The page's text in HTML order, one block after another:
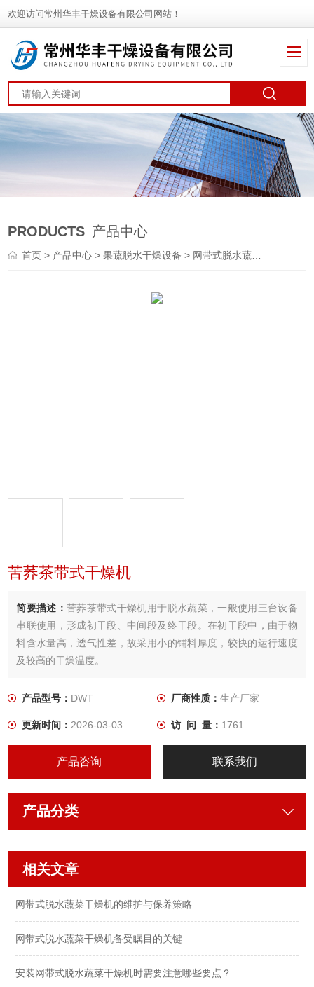
欢迎访问常州华丰干燥设备有限公司网站！
PRODUCTS 产品中心
首页> 产品中心 >果蔬脱水干燥设备 > 网带式脱水蔬菜干燥机
苦荞茶带式干燥机
简要描述： 苦荞茶带式干燥机用于脱水蔬菜，一般使用三台设备
串联使用，形成初干段、中间段及终干段。在初干段中，由于物
料含水量高，透气性差，故采用小的铺料厚度，较快的运行速度
及较高的干燥温度。
产品型号： DWT 厂商性质： 生产厂家
更新时间：2026-03-03 访 问 量： 1761
产品咨询 联系我们
产品分类
相关文章
网带式脱水蔬菜干燥机的维护与保养策略
网带式脱水蔬菜干燥机备受瞩目的关键
安装网带式脱水蔬菜干燥机时需要注意哪些要点？